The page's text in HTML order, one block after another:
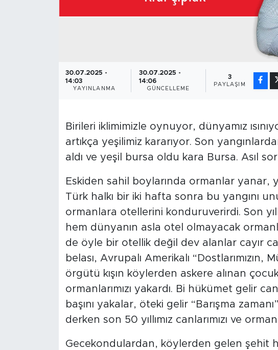
30.07.2025 -
14:03
YAYINLANMA
30.07.2025 -
14:06
GÜNCELLEME
3
PAYLAŞIM
Birileri iklimimizle oynuyor, dünyamız
artıkça yeşilimiz kararıyor. Son
aldı ve yeşil bursa oldu kara Bursa. Asıl
Eskiden sahil boylarında ormanlar yanar,
Türk halkı bir iki hafta sonra bu yangını
ormanlara otellerini konduruverirdi. Son
hem dünyanın asla otel olmayacak
de öyle bir otellik değil dev alanlar cayır
belası, Avrupalı Amerikalı
örgütü kışın köylerden askere alınan
ormanlarımızı yakardı. Bi hükümet gelir
başını yakalar, öteki gelir “Barışma
derken son 50 yıllımız canlarımızı ve
Gecekondulardan, köylerden gelen şehit